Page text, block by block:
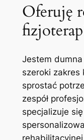
Oferuję
Jestem
szeroki zakres
sprostać
zespół
specjalizuje